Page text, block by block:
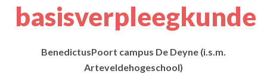
basisverpleegkunde
BenedictusPoort campus De Deyne (i.s.m.
Arteveldehogeschool)